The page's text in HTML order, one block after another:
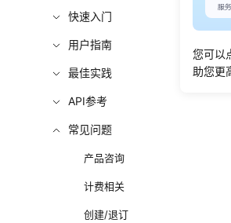
您可以
助您更
快速入门
用户指南
最佳实践
API参考
常见问题
产品咨询
计费相关
创建/退订